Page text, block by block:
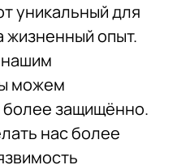
уникальный для
жизненный опыт.
можем
более защищённо.
нас более